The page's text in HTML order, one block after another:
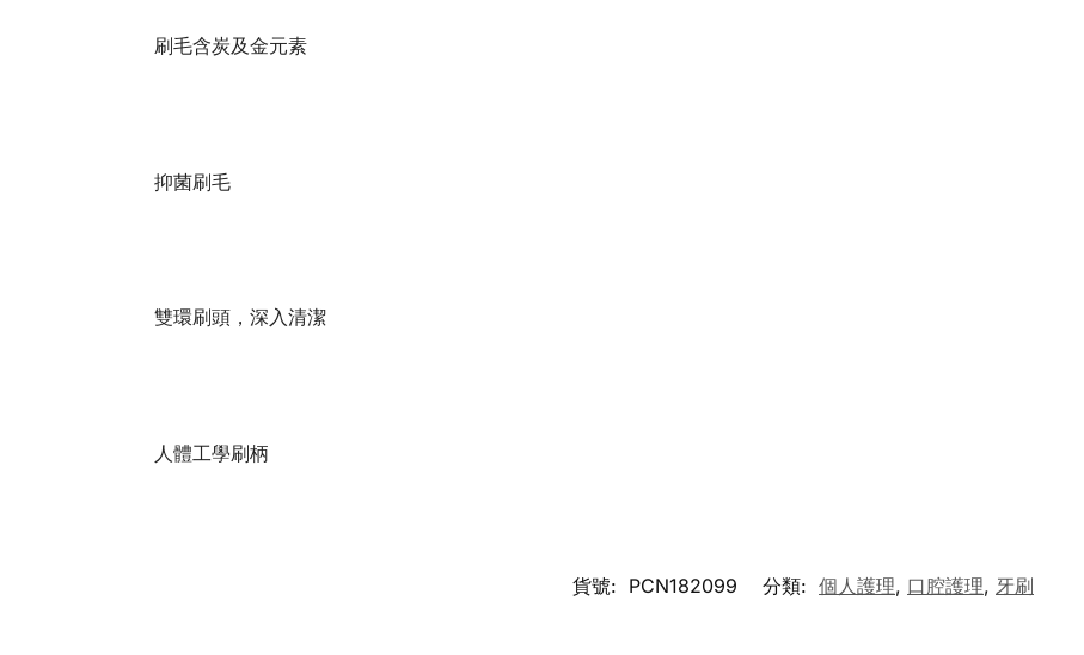
刷毛含炭及金元素
抑菌刷毛
雙環刷頭，深入清潔
人體工學刷柄
貨號: PCN182099 分類: 個人護理, 口腔護理, 牙刷